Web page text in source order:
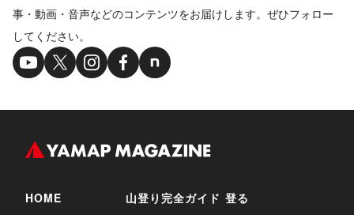
事・動画・音声などのコンテンツをお届けします。ぜひフォロー
してください。
HOME 山登り完全ガイド 登る